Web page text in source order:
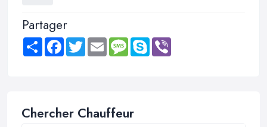
Partager
Share FacebookTwitter Email MessageSkype
Chercher Chauffeur